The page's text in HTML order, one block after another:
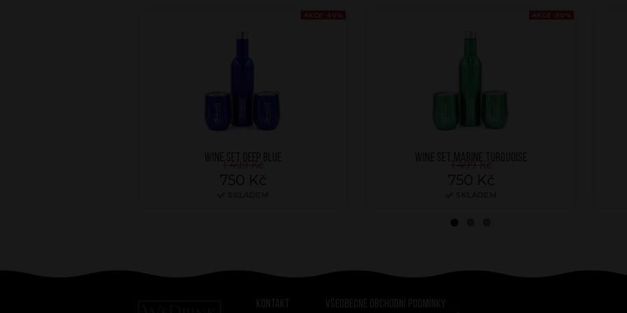
750 Kč 750 Kč
Kontakt Všeobecné obchodní podmínky